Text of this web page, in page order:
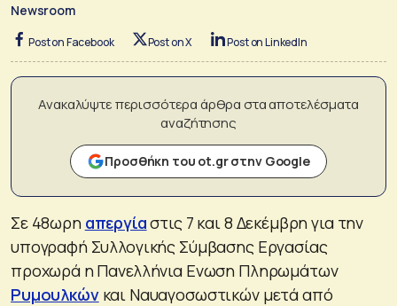
Newsroom
Post on Facebook Post on X Post on LinkedIn
Ανακαλύψτε περισσότερα άρθρα στα αποτελέσματα
αναζήτησης
Προσθήκη του ot.gr στην Google
Σε 48ωρη απεργίαστις 7 και 8 Δεκέμβρη για την
υπογραφή Συλλογικής Σύμβασης Εργασίας
προχωρά η Πανελλήνια Ενωση Πληρωμάτων
Ρυμουλκώνκαι Ναυαγοσωστικών μετά από